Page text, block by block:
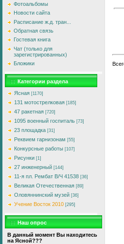
Фотоальбомы
Новости сайта
Расписание ж.д. тран...
Обратная связь
Гостевая книга
Чат (только для
зарегистрированных)
Бложики
Категории раздела
Ясная [1170]
131 мотострелковая [185]
47 ракетная [720]
1095 военный госпиталь [73]
23 площадка [31]
Реквием гарнизонам [55]
Конкурсные работы [107]
Рисунки [1]
27 инженерный [144]
11-я пл. Рембат В/Ч 41538 [36]
Великая Отечественная [89]
Оловяннинский музей [36]
Учение Восток 2010 [295]
Наш опрос
В данный момент Вы находитесь
на Ясной???